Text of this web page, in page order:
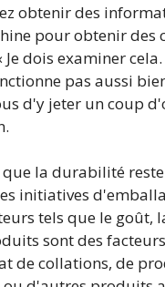
obtenir des
pour obtenir des
dois examiner
pas aussi
d'y jeter un coup
la durabilité
initiatives
tels que le goût,
sont des
de collations, de